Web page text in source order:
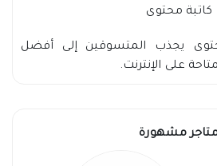
كاتبة محتوى
يجذب المتسوقين إلى أفضل
على الإنترنت.
مشهورة